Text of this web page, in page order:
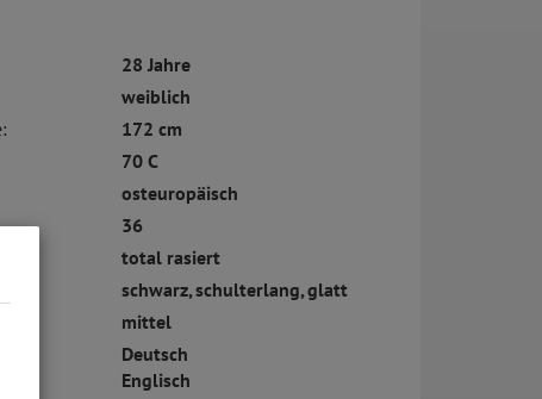
28 Jahre
weiblich
172 cm
70 C
osteuropäisch
36
total rasiert
schwarz, schulterlang, glatt
mittel
Deutsch
Englisch